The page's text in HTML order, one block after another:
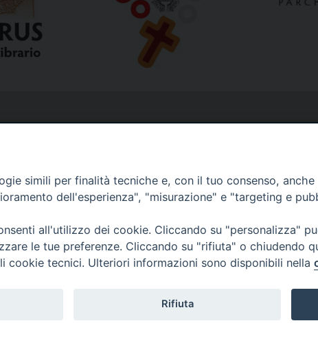
simili per finalità tecniche e, con il tuo consenso,
dell'esperienza", "misurazione" e "targeting e
all'utilizzo dei cookie. Cliccando su "personalizza"
le tue preferenze. Cliccando su "rifiuta" o chiudendo
cookie tecnici. Ulteriori informazioni sono disponibili nella
Rifiuta